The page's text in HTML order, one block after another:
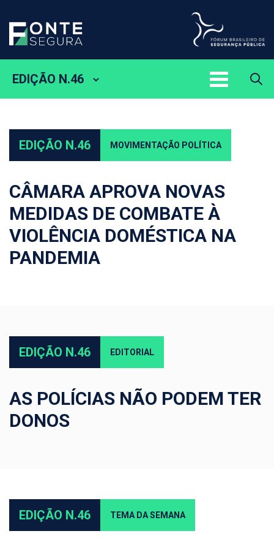
EDIÇÃO N.46
EDIÇÃO N.46 MOVIMENTAÇÃO POLÍTICA
CÂMARA APROVA NOVAS
MEDIDAS DE COMBATE À
VIOLÊNCIA DOMÉSTICA NA
PANDEMIA
EDIÇÃO N.46 EDITORIAL
AS POLÍCIAS NÃO PODEM TER
DONOS
EDIÇÃO N.46 TEMA DA SEMANA